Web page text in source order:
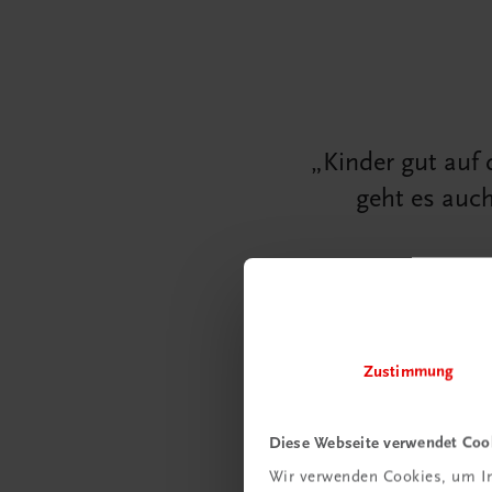
Zustimmung
Diese Webseite verwendet
Wir verwenden Cookies, um
Kinder gut auf
geht es
Autor Hans Schachl
einen größeren